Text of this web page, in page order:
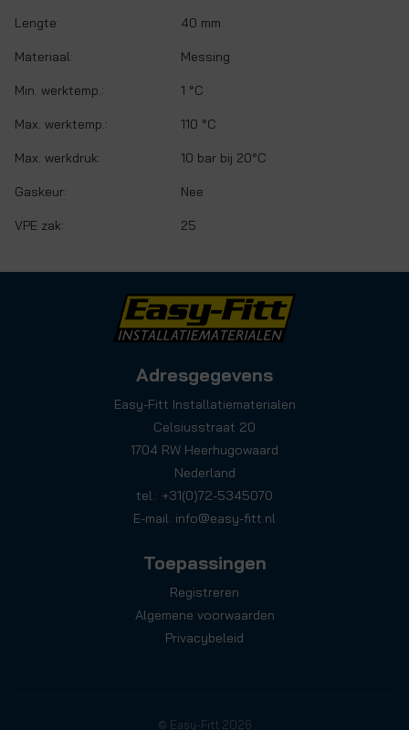
Lengte: 40 mm
Materiaal: Messing
Min. werktemp.: 1 °C
Max. werktemp.: 110 °C
Max. werkdruk: 10 bar bij 20°C
Gaskeur: Nee
VPE zak: 25
Adresgegevens
Easy-Fitt Installatiematerialen
Celsiusstraat 20
1704 RW Heerhugowaard
Nederland
tel.: +31(0)72-5345070
E-mail: info@easy-fitt.nl
Toepassingen
Registreren
Algemene voorwaarden
Privacybeleid
© Easy-Fitt 2026